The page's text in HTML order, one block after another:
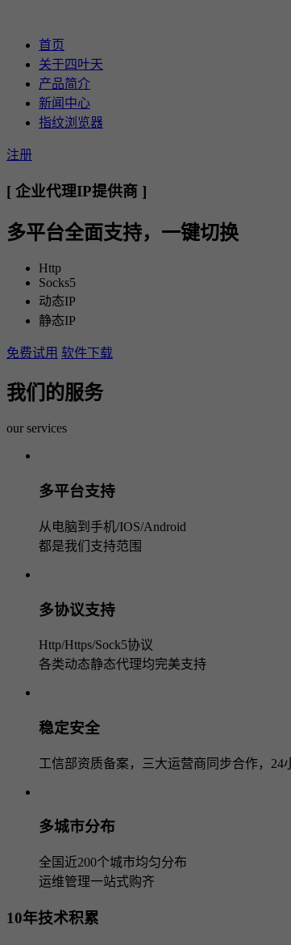
首页
关于四叶天
产品简介
新闻中心
指纹浏览器
注册
[ 企业代理IP提供商 ]
多平台全面支持，一键切换
Http
Socks5
动态IP
静态IP
免费试用 软件下载
我们的服务
our services
多平台支持
从电脑到手机/IOS/Android
都是我们支持范围
多协议支持
Http/Https/Sock5协议
各类动态静态代理均完美支持
稳定安全
工信部资质备案，三大运营商同步合作，24
多城市分布
全国近200个城市均匀分布
运维管理一站式购齐
10年技术积累